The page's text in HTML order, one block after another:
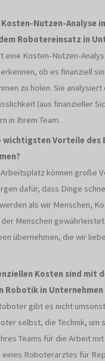
Kosten-Nutzen-Analyse
Robotereinsatz in
eine Kosten-Nutzen-
ob es finanziell
zu holen. Sie analysiert
(aus finanzieller
in Ihrem Team.
wichtigsten Vorteile des
können große
dafür, dass Dinge
als wir Menschen,
Menschen
übernehmen, die wir
Kosten sind mit
Robotik in Unternehmen
gibt es nicht
selbst, die Technik, um
Teams für die Arbeit
Roboterarztes für